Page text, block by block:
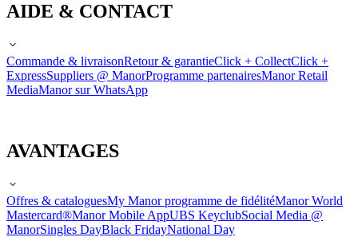
AIDE & CONTACT
Commande & livraisonRetour & garantieClick + CollectClick +
ExpressSuppliers @ ManorProgramme partenairesManor Retail
MediaManor sur WhatsApp
AVANTAGES
Offres & cataloguesMy Manor programme de fidélitéManor World
Mastercard®Manor Mobile AppUBS KeyclubSocial Media @
ManorSingles DayBlack FridayNational Day